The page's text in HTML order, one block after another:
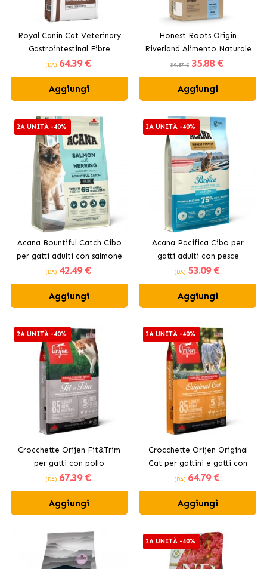
Royal Canin Cat Veterinary
Gastrointestinal Fibre
Response cibo secco per
(DA) 64.39 €
Aggiungi
Honest Roots Origin
Riverland Alimento Naturale
per Gatti Sterilizzati con
39.87 € 35.88 €
Aggiungi
2A UNITÀ -40%
Acana Bountiful Catch Cibo
per gatti adulti con salmone
selvatico
(DA) 42.49 €
Aggiungi
2A UNITÀ -40%
Acana Pacifica Cibo per
gatti adulti con pesce
(DA) 53.09 €
Aggiungi
2A UNITÀ -40%
Crocchette Orijen Fit&Trim
per gatti con pollo
(DA) 67.39 €
Aggiungi
2A UNITÀ -40%
Crocchette Orijen Original
Cat per gattini e gatti con
pollo
(DA) 64.79 €
Aggiungi
2A UNITÀ -40%